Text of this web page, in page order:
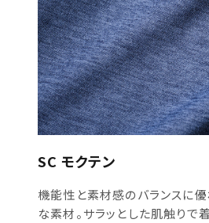
SC モクテン
機能性と素材感のバランスに
な素材。サラッとした肌触りで